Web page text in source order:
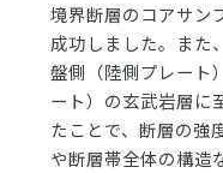
境界断層のコアサン
成功しました。また
盤側（陸側プレート
ート）の玄武岩層に
たことで、断層の強
や断層帯全体の構造